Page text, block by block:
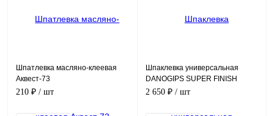
Шпатлевка масляно-клеевая
Аквест-73
210 ₽ / шт
Шпаклевка универсальная
DANOGIPS SUPER FINISH
2 650 ₽ / шт